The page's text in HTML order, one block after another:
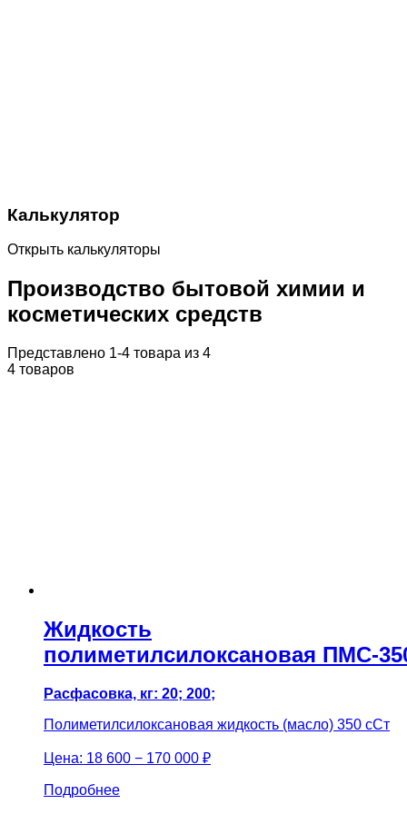
Калькулятор
Открыть калькуляторы
Производство бытовой химии и
косметических средств
Представлено 1-4 товара из 4
4 товаров
Жидкость
полиметилсилоксановая ПМС-
Расфасовка, кг: 20; 200;
Полиметилсилоксановая жидкость (масло) 350 сСт
Цена: 18 600 − 170 000 ₽
Подробнее